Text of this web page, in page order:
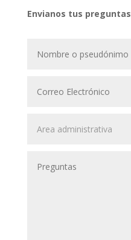
Envianos tus preguntas